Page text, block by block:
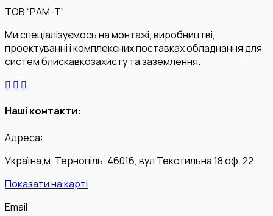
ТОВ “РАМ-Т”
Ми спеціалізуємось на монтажі, виробництві,
проектуванні і комплексних поставках обладнання для
систем блискавкозахисту та заземлення.
Наші контакти:
Адреса:
Україна,м. Тернопіль, 46016, вул Текстильна 18 оф. 22
Показати на карті
Email: